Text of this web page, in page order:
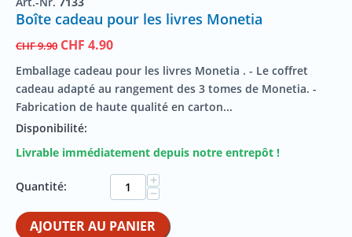
Boîte cadeau pour les livres Monetia
CHF9.90 CHF 4.90
Emballage cadeau pour les livres Monetia . - Le coffret
cadeau adapté au rangement des 3 tomes de Monetia. -
Fabrication de haute qualité en carton...
Disponibilité:
Livrable immédiatement depuis notre entrepôt !
Quantité: +
−
AJOUTER AU PANIER